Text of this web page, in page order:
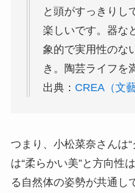
と頭がすっきりし
楽しいです。器な
象的で実用性のな
き。陶芸ライフを
出典： CREA（文
つまり、小松菜奈さんは
は“柔らかい美”と方向性
る自然体の姿勢が共通し